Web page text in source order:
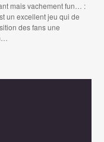
mais vachement fun… :
un excellent jeu qui de
des fans une